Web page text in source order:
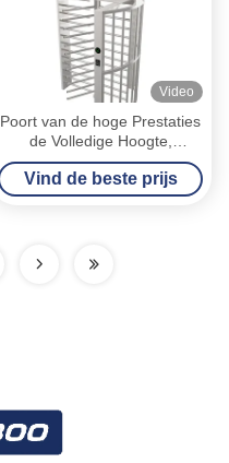
Video
Poort van de hoge Prestaties
de Volledige Hoogte,
Toegangsbeheerturnstile
Veiligheidsproducten
Vind de beste prijs